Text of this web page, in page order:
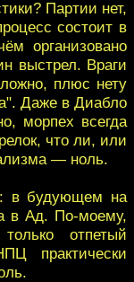
Партии нет,
состоит в
организовано
выстрел. Враги
плюс нету
Даже в Диабло
морпех всегда
что ли, или
— ноль.
в будующем на
в Ад. По-моему,
отпетый
практически